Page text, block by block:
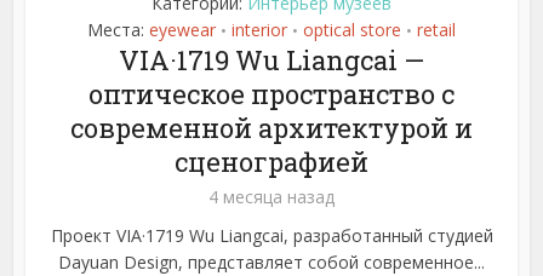
Места: eyewear • interior • optical store • retail
VIA·1719 Wu Liangcai —
оптическое пространство с
современной архитектурой и
сценографией
4 месяца назад
Проект VIA·1719 Wu Liangcai, разработанный студией
Dayuan Design, представляет собой современное...